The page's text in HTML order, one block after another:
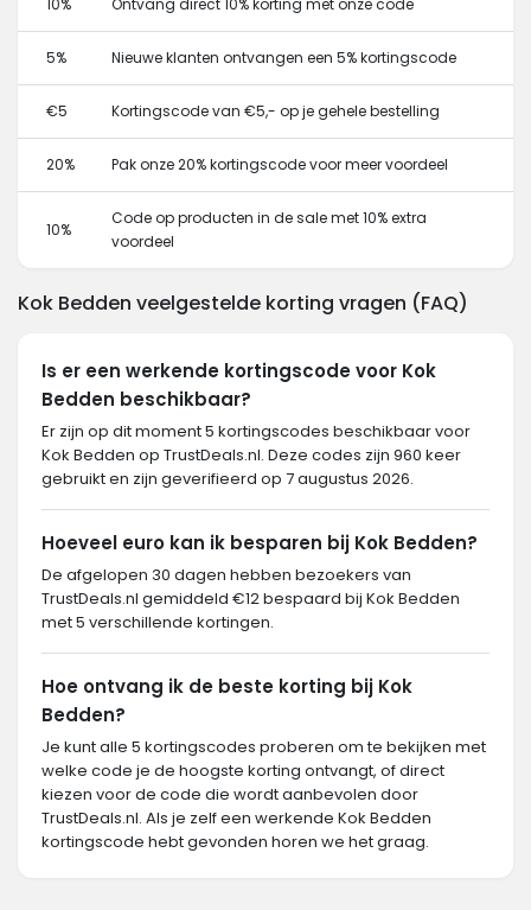
10% Ontvang direct 10% korting met onze code
5% Nieuwe klanten ontvangen een 5% kortingscode
€5 Kortingscode van €5,- op je gehele bestelling
20% Pak onze 20% kortingscode voor meer voordeel
10%
Code op producten in de sale met 10% extra
voordeel
Kok Bedden veelgestelde korting vragen (FAQ)
Is er een werkende kortingscode voor Kok
Bedden beschikbaar?
Er zijn op dit moment 5 kortingscodes beschikbaar voor
Kok Bedden op TrustDeals.nl. Deze codes zijn 960 keer
gebruikt en zijn geverifieerd op 7 augustus 2026.
Hoeveel euro kan ik besparen bij Kok Bedden?
De afgelopen 30 dagen hebben bezoekers van
TrustDeals.nl gemiddeld €12 bespaard bij Kok Bedden
met 5 verschillende kortingen.
Hoe ontvang ik de beste korting bij Kok
Bedden?
Je kunt alle 5 kortingscodes proberen om te bekijken met
welke code je de hoogste korting ontvangt, of direct
kiezen voor de code die wordt aanbevolen door
TrustDeals.nl. Als je zelf een werkende Kok Bedden
kortingscode hebt gevonden horen we het graag.